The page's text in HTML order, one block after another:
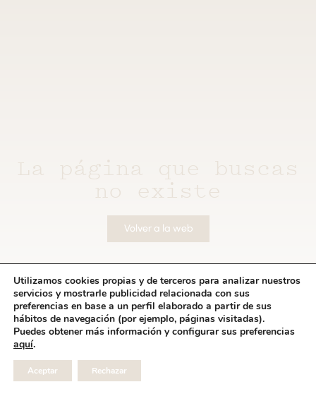
La página que buscas
no existe
Volver a la web
Utilizamos cookies propias y de terceros para analizar nuestros
servicios y mostrarle publicidad relacionada con sus
preferencias en base a un perfil elaborado a partir de sus
hábitos de navegación (por ejemplo, páginas visitadas).
Puedes obtener más información y configurar sus preferencias
aquí.
Aceptar Rechazar